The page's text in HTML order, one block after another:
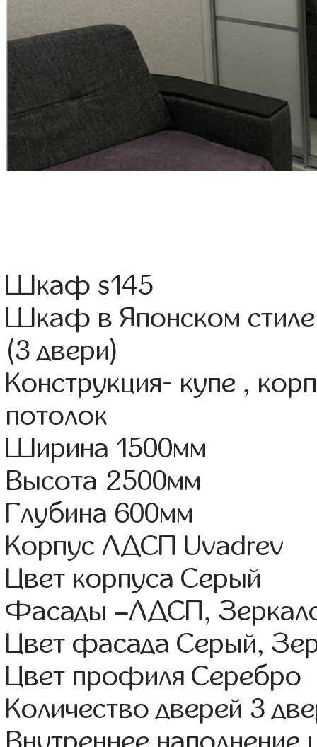
Шкаф s145
Шкаф в Японском
(3 двери)
Конструкция- купе ,
потолок
Ширина 1500мм
Высота 2500мм
Глубина 600мм
Корпус ЛДСП Uvadrev
Цвет корпуса Серый
Фасады –ЛДСП,
Цвет фасада Серый,
Цвет профиля Серебро
Количество дверей 3